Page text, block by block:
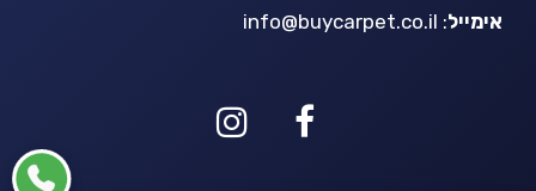
אימייל:
info@buycarpet.co.il